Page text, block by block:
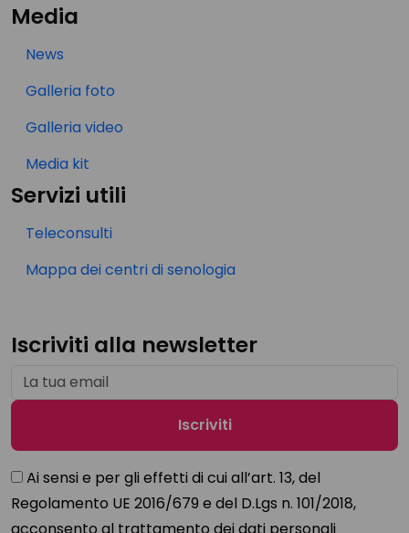
Media
News
Galleria foto
Galleria video
Media kit
Servizi utili
Teleconsulti
Mappa dei centri di senologia
Iscriviti alla newsletter
Ai sensi e per gli effetti di cui all’art. 13, del
Regolamento UE 2016/679 e del D.Lgs n. 101/2018,